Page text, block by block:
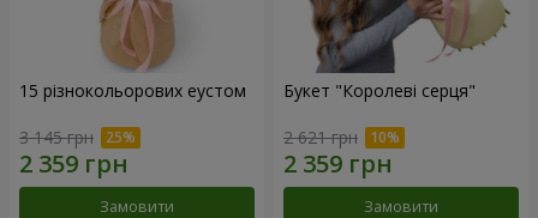
15 різнокольорових еустом
3 145 грн
Замовити
Букет "Королеві серця"
2 621 грн
Замовити